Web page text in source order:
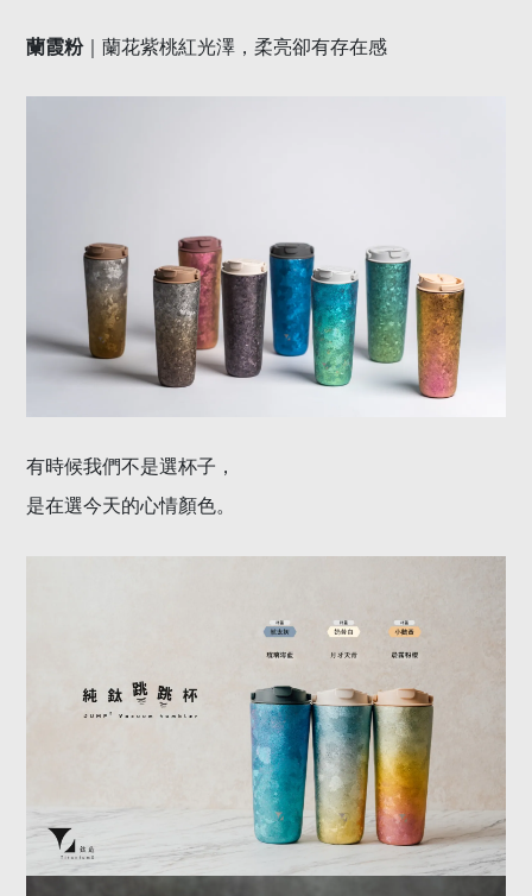
蘭霞粉｜蘭花紫桃紅光澤，柔亮卻有存在感
有時候我們不是選杯子，
是在選今天的心情顏色。